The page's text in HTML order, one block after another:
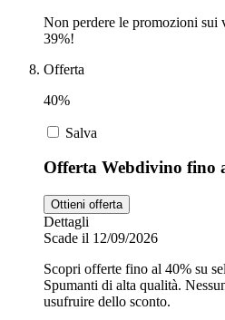
Non perdere le promozioni sui
39%!
Offerta
40%
Salva
Offerta Webdivino fino
Ottieni offerta
Dettagli
Scade il 12/09/2026
Scopri offerte fino al 40% su
Spumanti di alta qualità.
usufruire dello sconto.